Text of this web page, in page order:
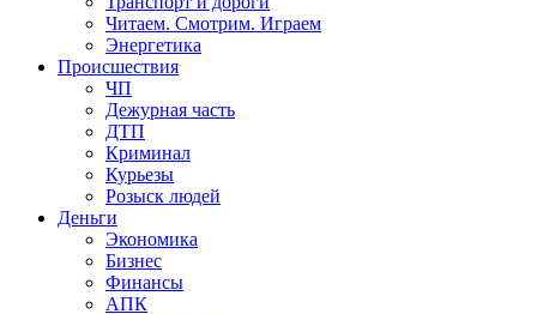
Читаем. Смотрим. Играем
Энергетика
Происшествия
ЧП
Дежурная часть
ДТП
Криминал
Курьезы
Розыск людей
Деньги
Экономика
Бизнес
Финансы
АПК